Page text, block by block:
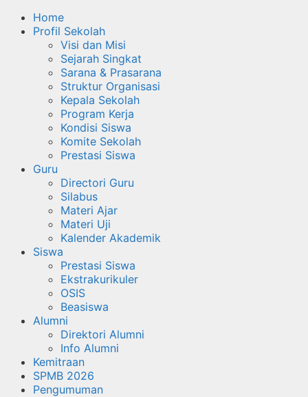
Home
Profil Sekolah
Visi dan Misi
Sejarah Singkat
Sarana & Prasarana
Struktur Organisasi
Kepala Sekolah
Program Kerja
Kondisi Siswa
Komite Sekolah
Prestasi Siswa
Guru
Directori Guru
Silabus
Materi Ajar
Materi Uji
Kalender Akademik
Siswa
Prestasi Siswa
Ekstrakurikuler
OSIS
Beasiswa
Alumni
Direktori Alumni
Info Alumni
Kemitraan
SPMB 2026
Pengumuman